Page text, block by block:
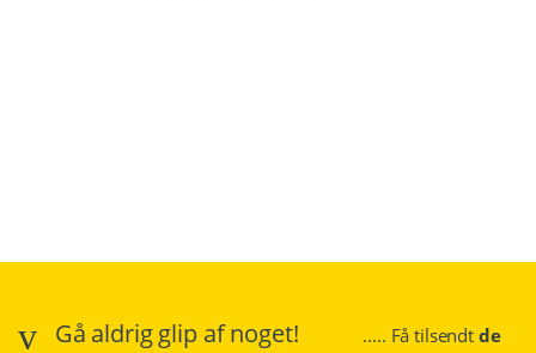
Gå aldrig glip af noget! ..... Få tilsendt de